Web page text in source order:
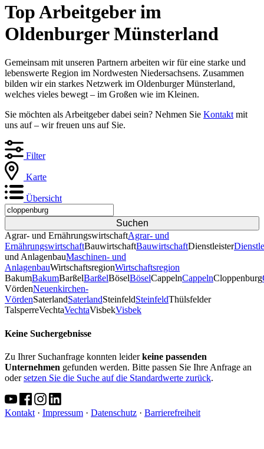
Top Arbeitgeber im
Oldenburger Münsterland
Gemeinsam mit unseren Partnern arbeiten wir für eine starke und
lebenswerte Region im Nordwesten Niedersachsens. Zusammen
bilden wir ein starkes Netzwerk im Oldenburger Münsterland,
welches vieles bewegt – im Großen wie im Kleinen.
Sie möchten als Arbeitgeber dabei sein? Nehmen Sie Kontakt mit
uns auf – wir freuen uns auf Sie.
Filter
Karte
Übersicht
Agrar- und ErnährungswirtschaftAgrar- und
ErnährungswirtschaftBauwirtschaftBauwirtschaftDienstleister
und AnlagenbauMaschinen- und
AnlagenbauWirtschaftsregionWirtschaftsregion
BakumBakumBarßelBarßelBöselBöselCappelnCappelnCloppenburg
VördenNeuenkirchen-
VördenSaterlandSaterlandSteinfeldSteinfeldThülsfelder
TalsperreVechtaVechtaVisbekVisbek
Keine Suchergebnisse
Zu Ihrer Suchanfrage konnten leiderkeine passenden
Unternehmen gefunden werden. Bitte passen Sie Ihre Anfrage an
odersetzen Sie die Suche auf die Standardwerte zurück.
Kontakt · Impressum · Datenschutz · Barrierefreiheit